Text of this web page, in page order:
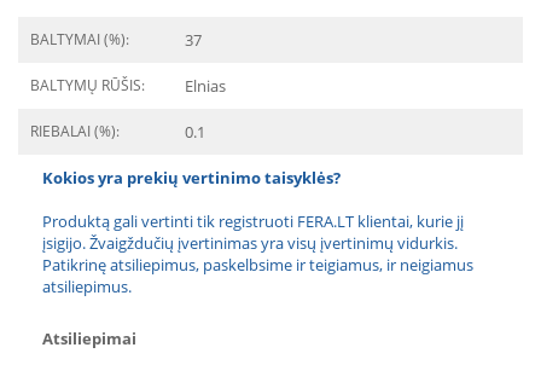
BALTYMAI (%): 37
BALTYMŲ RŪŠIS: Elnias
RIEBALAI (%): 0.1
Kokios yra prekių vertinimo taisyklės?
Produktą gali vertinti tik registruoti FERA.LT klientai, kurie jį
įsigijo. Žvaigždučių įvertinimas yra visų įvertinimų vidurkis.
Patikrinę atsiliepimus, paskelbsime ir teigiamus, ir neigiamus
atsiliepimus.
Atsiliepimai